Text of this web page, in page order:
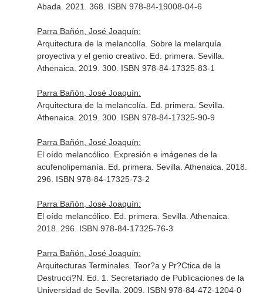
Abada. 2021. 368. ISBN 978-84-19008-04-6
Parra Bañón, José Joaquín:
Arquitectura de la melancolía. Sobre la melarquía
proyectiva y el genio creativo. Ed. primera. Sevilla.
Athenaica. 2019. 300. ISBN 978-84-17325-83-1
Parra Bañón, José Joaquín:
Arquitectura de la melancolía. Ed. primera. Sevilla.
Athenaica. 2019. 300. ISBN 978-84-17325-90-9
Parra Bañón, José Joaquín:
El oído melancólico. Expresión e imágenes de la
acufenolipemanía. Ed. primera. Sevilla. Athenaica. 2018.
296. ISBN 978-84-17325-73-2
Parra Bañón, José Joaquín:
El oído melancólico. Ed. primera. Sevilla. Athenaica.
2018. 296. ISBN 978-84-17325-76-3
Parra Bañón, José Joaquín:
Arquitecturas Terminales. Teor?a y Pr?Ctica de la
Destrucci?N. Ed. 1. Secretariado de Publicaciones de la
Universidad de Sevilla. 2009. ISBN 978-84-472-1204-0